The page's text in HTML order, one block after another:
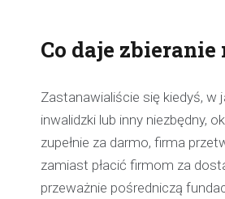
Co daje
Zastanawialiście się kiedyś,
inwalidzki lub inny niezbędny,
zupełnie za darmo, firma
zamiast płacić firmom za
przeważnie pośredniczą